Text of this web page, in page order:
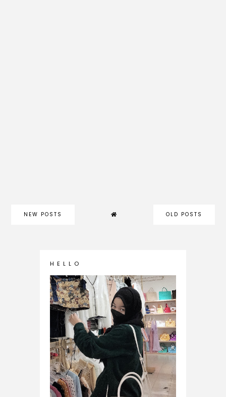
NEW POSTS OLD POSTS
H E L L O